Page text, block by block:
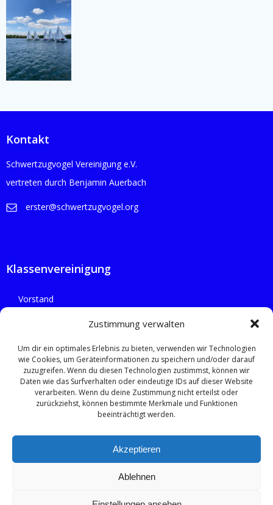
Zustimmung verwalten
Um dir ein optimales Erlebnis zu bieten, verwenden wir Technologien
wie Cookies, um Geräteinformationen zu speichern und/oder darauf
zuzugreifen. Wenn du diesen Technologien zustimmst, können wir
Daten wie das Surfverhalten oder eindeutige IDs auf dieser Website
verarbeiten. Wenn du deine Zustimmung nicht erteilst oder
zurückziehst, können bestimmte Merkmale und Funktionen
beeinträchtigt werden.
Akzeptieren
Ablehnen
Kontakt
Schwertzugvogel Vereinigung e.V.
vertreten durch Benjamin Auerbach
erster@schwertzugvogel.org
Klassenvereinigung
Vorstand
Rechtliches
Datenschutzerklärung